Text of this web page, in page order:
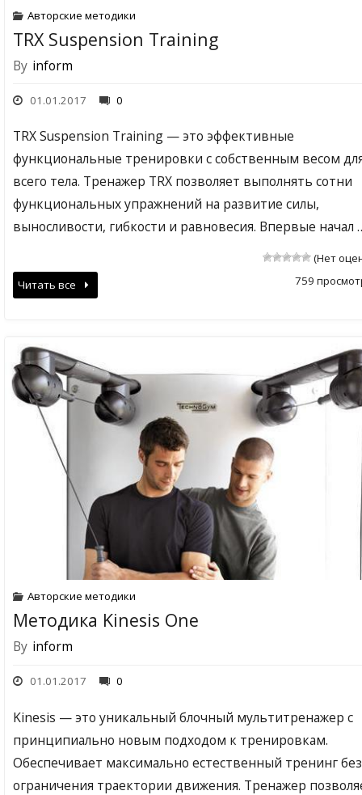
Авторские методики
TRX Suspension Training
By inform
01.01.2017 0
TRX Suspension Training — это эффективные
функциональные тренировки с собственным весом
всего тела. Тренажер TRX позволяет выполнять сотни
функциональных упражнений на развитие силы,
выносливости, гибкости и равновесия. Впервые начал
(Нет
759
Читать все
Авторские методики
Методика Kinesis One
By inform
01.01.2017 0
Kinesis — это уникальный блочный мультитренажер с
принципиально новым подходом к тренировкам.
Обеспечивает максимально естественный тренинг без
ограничения траектории движения. Тренажер